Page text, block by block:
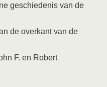
geschiedenis van de
de overkant van de
F. en Robert